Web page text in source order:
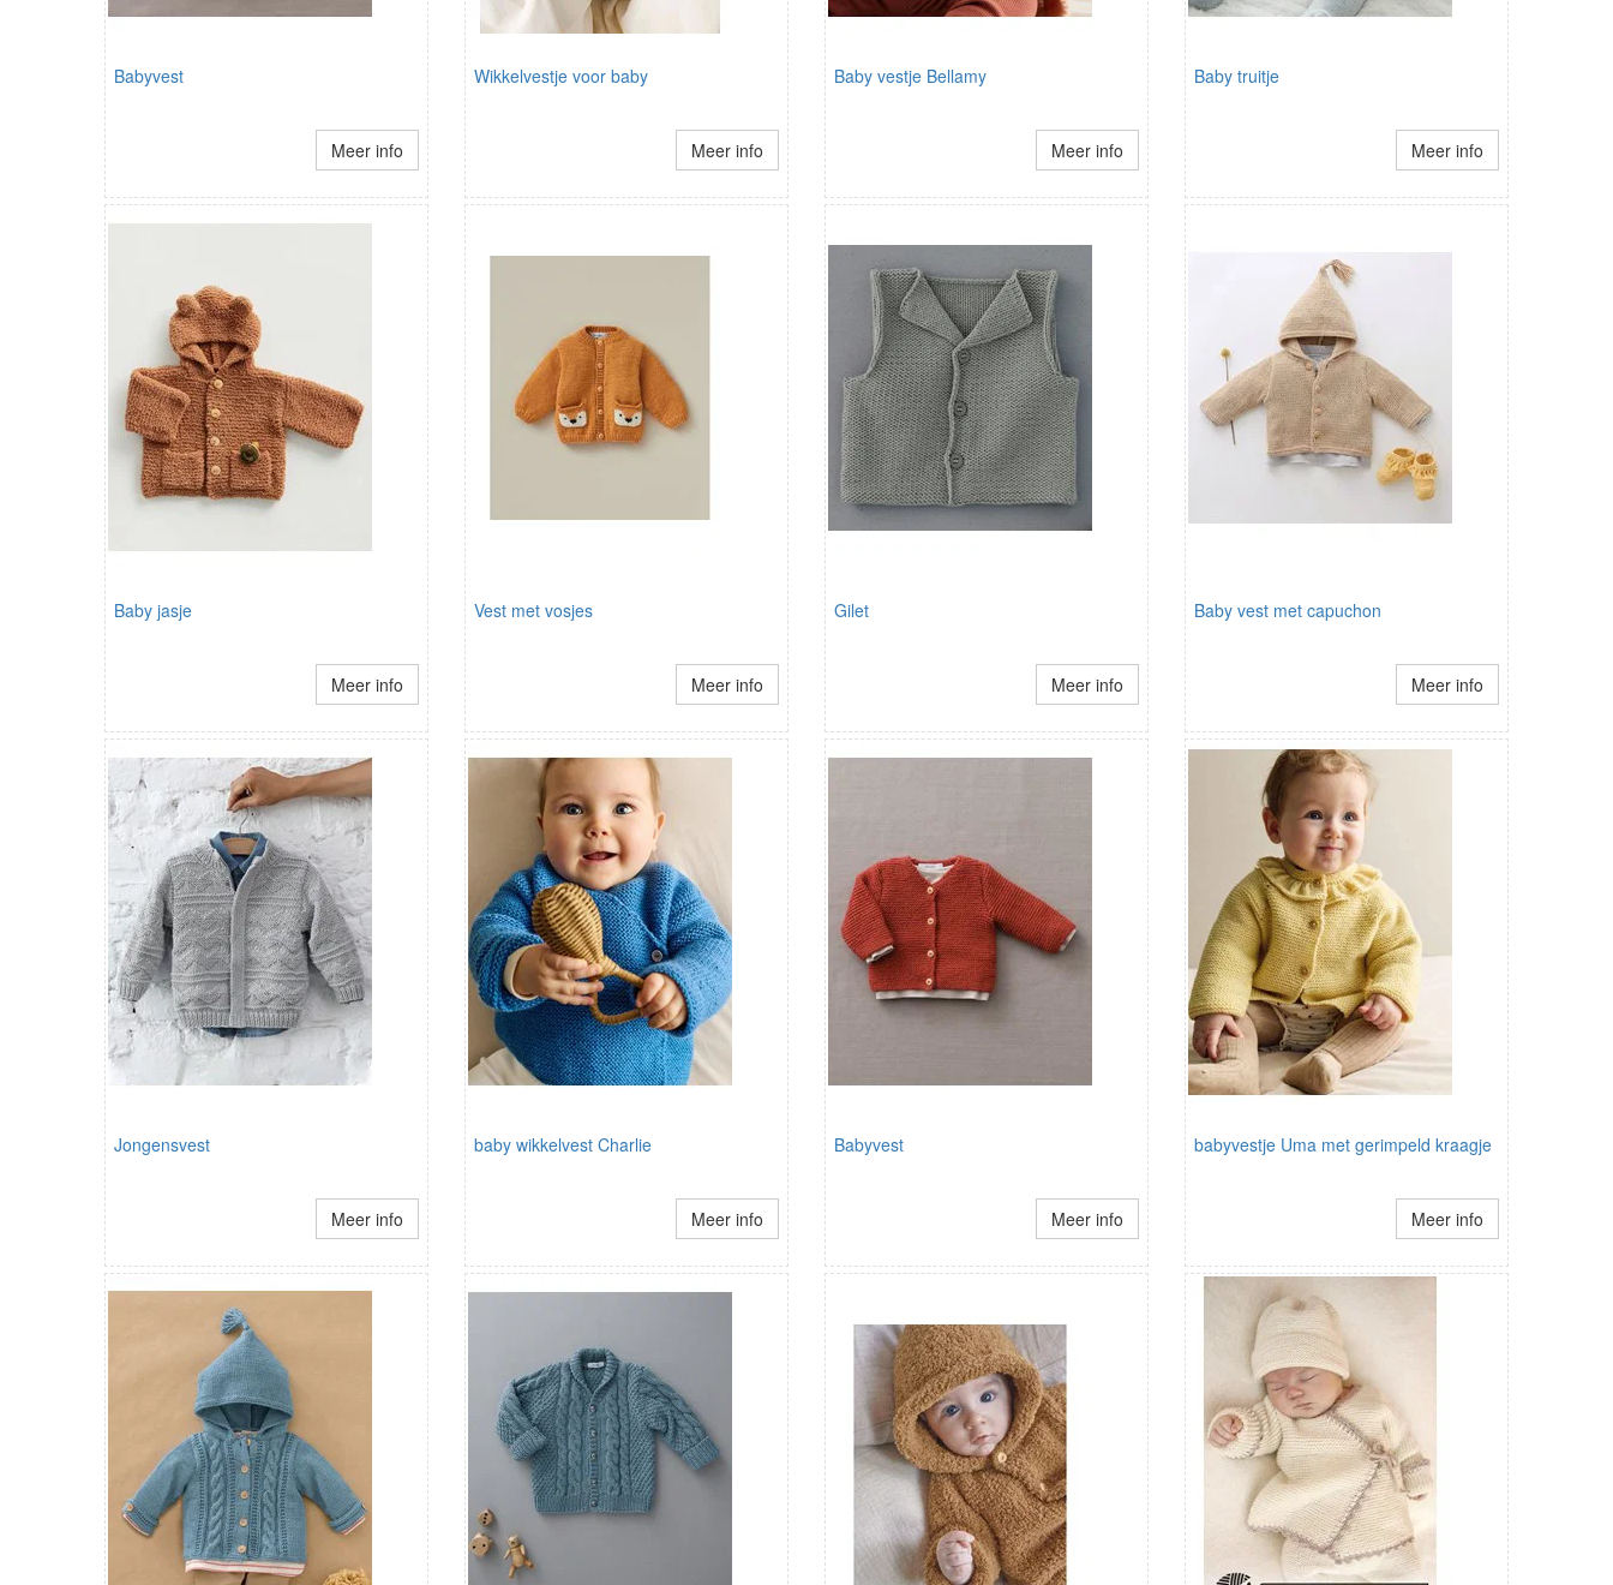
Babyvest
Meer info
Wikkelvestje voor baby
Meer info
Baby vestje Bellamy
Meer info
Baby truitje
Meer info
Baby jasje
Meer info
Vest met vosjes
Meer info
Gilet
Meer info
Baby vest met capuchon
Meer info
Jongensvest
Meer info
baby wikkelvest Charlie
Meer info
Babyvest
Meer info
babyvestje Uma met gerimpeld kraagje
Meer info